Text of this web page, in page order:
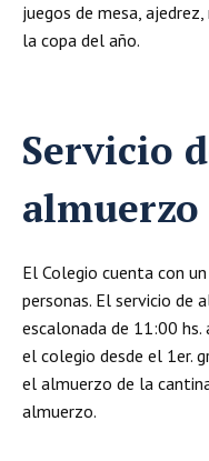
Servicio
almuerzo
El Colegio cuenta con
personas. El servicio de
escalonada de 11:00 hs.
el colegio desde el 1er.
el almuerzo de la
almuerzo.
juegos de mesa,
la copa del año.